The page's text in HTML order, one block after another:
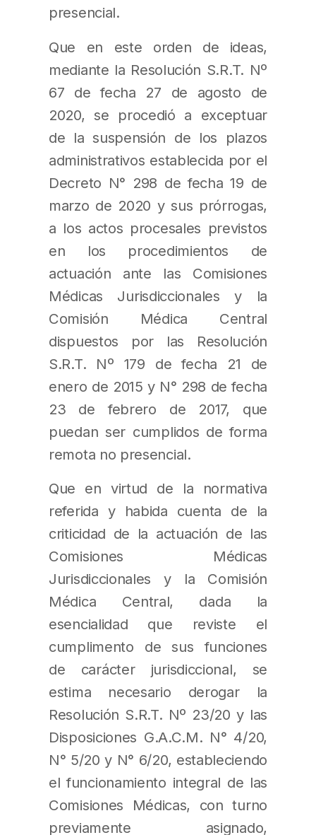
presencial.
Que en este orden de ideas,
mediante la Resolución S.R.T. Nº
67 de fecha 27 de agosto de
2020, se procedió a exceptuar
de la suspensión de los plazos
administrativos establecida por el
Decreto N° 298 de fecha 19 de
marzo de 2020 y sus prórrogas,
a los actos procesales previstos
en los procedimientos de
actuación ante las Comisiones
Médicas Jurisdiccionales y la
Comisión Médica Central
dispuestos por las Resolución
S.R.T. Nº 179 de fecha 21 de
enero de 2015 y N° 298 de fecha
23 de febrero de 2017, que
puedan ser cumplidos de forma
remota no presencial.
Que en virtud de la normativa
referida y habida cuenta de la
criticidad de la actuación de las
Comisiones Médicas
Jurisdiccionales y la Comisión
Médica Central, dada la
esencialidad que reviste el
cumplimento de sus funciones
de carácter jurisdiccional, se
estima necesario derogar la
Resolución S.R.T. Nº 23/20 y las
Disposiciones G.A.C.M. N° 4/20,
N° 5/20 y N° 6/20, estableciendo
el funcionamiento integral de las
Comisiones Médicas, con turno
previamente asignado,